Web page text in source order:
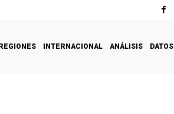
INTERNACIONAL ANÁLISIS DATOS